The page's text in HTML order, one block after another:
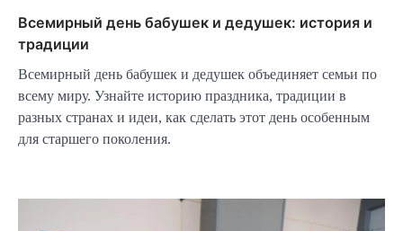
Всемирный день бабушек и дедушек: история и
традиции
Всемирный день бабушек и дедушек объединяет семьи по
всему миру. Узнайте историю праздника, традиции в
разных странах и идеи, как сделать этот день особенным
для старшего поколения.